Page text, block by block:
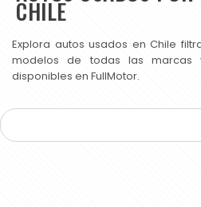
CHILE
Explora autos usados en Chile
modelos de todas las marcas
disponibles en FullMotor.